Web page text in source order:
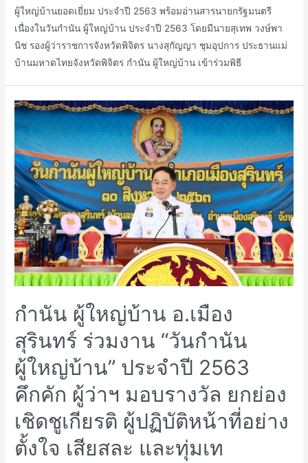
ผู้ใหญ่บ้านยอดเยี่ยม ประจำปี 2563 พร้อมอ่านสารนายกรัฐมนตรี
เนื่องในวันกำนัน ผู้ใหญ่บ้าน ประจำปี 2563 โดยมีนายสุเทพ วงษ์พา
นิช รองผู้ว่าราชการจังหวัดพิจิตร นางสุกัญญา ชุมอุปการ ประธานแม่
บ้านมหาดไทยจังหวัดพิจิตร กำนัน ผู้ใหญ่บ้าน เข้าร่วมพิธี
กำนัน ผู้ใหญ่บ้าน อ.เมือง
สุรินทร์ ร่วมงาน “วันกำนัน
ผู้ใหญ่บ้าน” ประจำปี 2563
คึกคัก ผู้ว่าฯ มอบรางวัล ยกย่อง
เชิดชูเกียรติ ผู้ปฏิบัติหน้าที่อย่าง
ตั้งใจ เสียสละ และทุ่มเท